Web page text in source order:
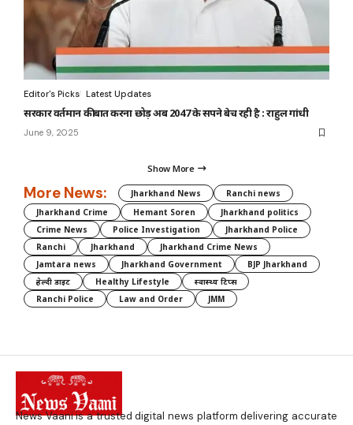
Editor's Picks Latest Updates
सरकार वर्तमान की बात करना छोड़ अब 2047 के सपने बेच रही है : राहुल गांधी
June 9, 2025
Show More
More News: Jharkhand News
Ranchi news
Jharkhand Crime
Hemant Soren
Jharkhand politics
Crime News
Police Investigation
Jharkhand Police
Ranchi
Jharkhand
Jharkhand Crime News
Jamtara news
Jharkhand Government
BJP Jharkhand
हेल्दी डाइट
Healthy Lifestyle
स्वास्थ्य टिप्स
Ranchi Police
Law and Order JMM
News Vaani is a trusted digital news platform delivering accurate